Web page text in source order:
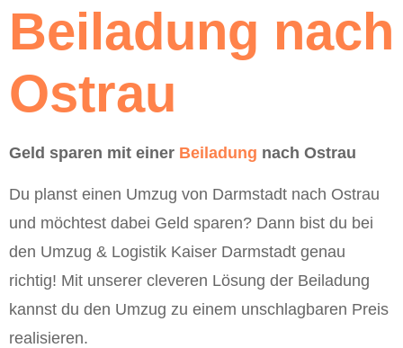
Beiladung nach
Ostrau
Geld sparen mit einer Beiladung nach Ostrau
Du planst einen Umzug von Darmstadt nach Ostrau
und möchtest dabei Geld sparen? Dann bist du bei
den Umzug & Logistik Kaiser Darmstadt genau
richtig! Mit unserer cleveren Lösung der Beiladung
kannst du den Umzug zu einem unschlagbaren Preis
realisieren.